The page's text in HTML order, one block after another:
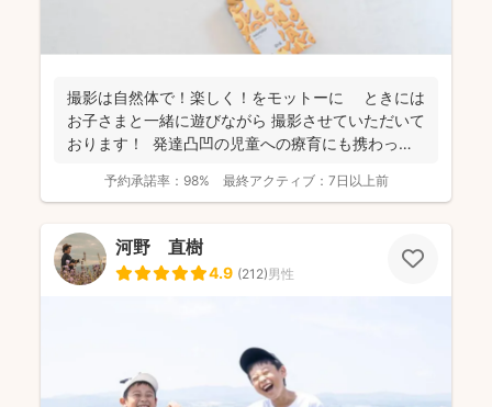
撮影は自然体で！楽しく！をモットーに ときには
お子さまと一緒に遊びながら 撮影させていただいて
おります！ 発達凸凹の児童への療育にも携わって
予約承諾率： 98% 最終アクティブ： 7日以上前
河野 直樹
4.9 (212)男性